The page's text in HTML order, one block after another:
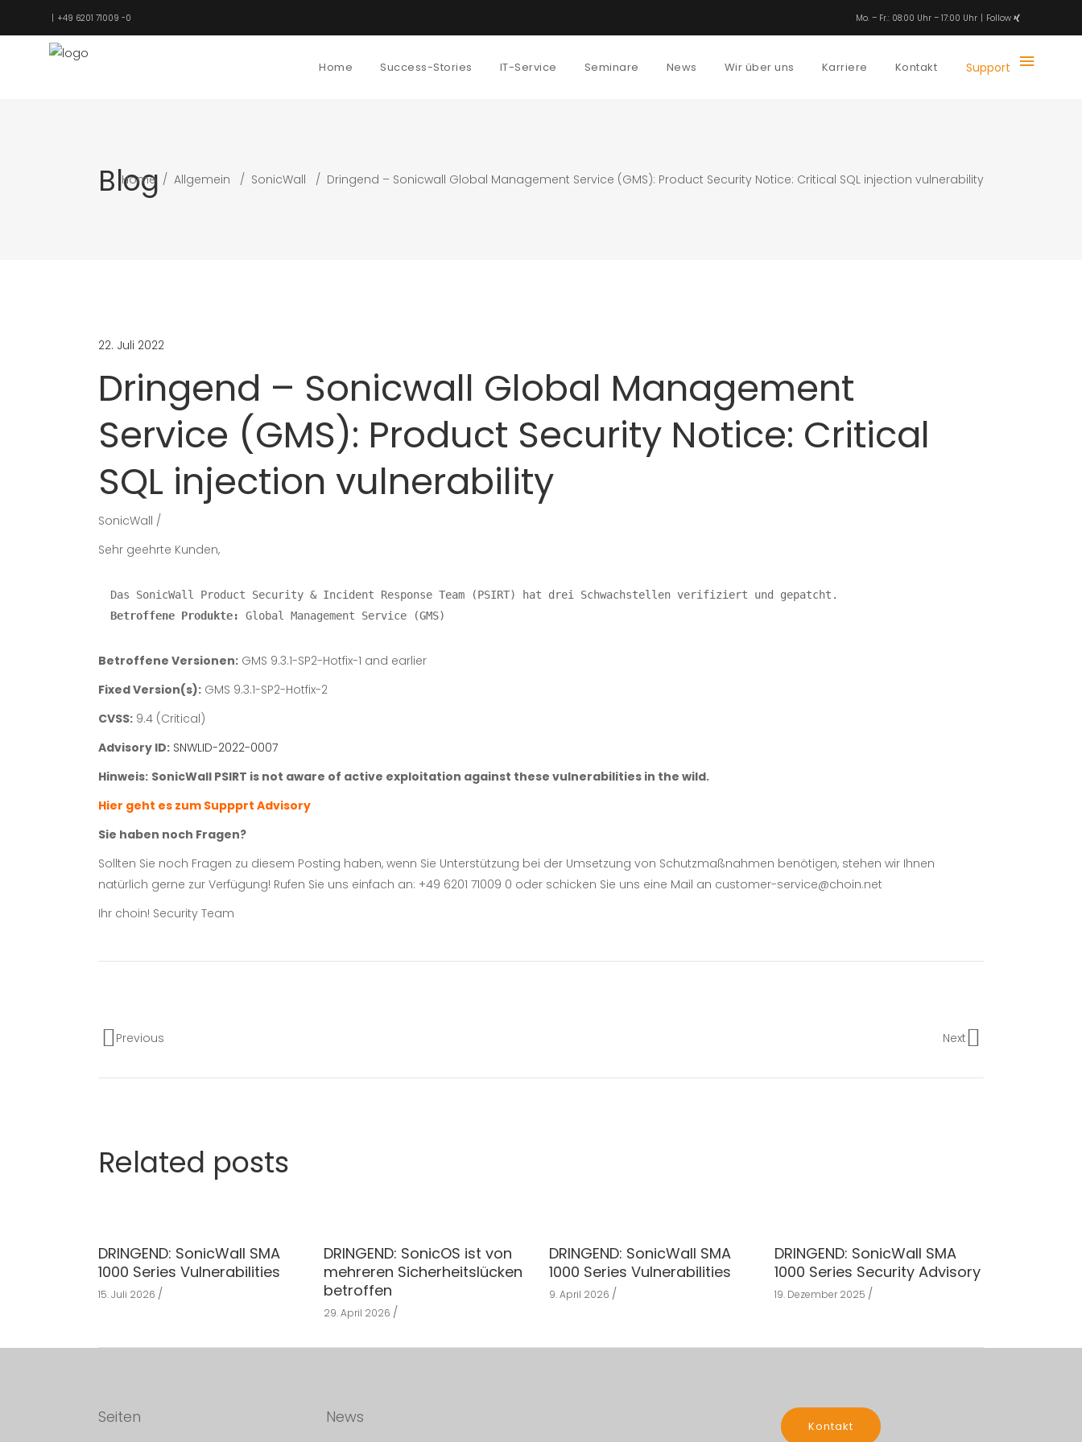
+49 6201 71009 -0 Mo. – Fr.: 08:00 Uhr – 17:00 Uhr Follow
Home Success-Stories IT-Service Seminare News Wir über uns Karriere Kontakt Support
Blog
Home/ Allgemein / SonicWall / Dringend – Sonicwall Global Management Service (GMS): Product Security Notice: Critical SQL injection vulnerability
22. Juli 2022
Dringend – Sonicwall Global Management
Service (GMS): Product Security Notice: Critical
SQL injection vulnerability
SonicWall
Sehr geehrte Kunden,
Betroffene Produkte:
Global Management Service (GMS)
Betroffene Versionen: GMS 9.3.1-SP2-Hotfix-1 and earlier
Fixed Version(s): GMS 9.3.1-SP2-Hotfix-2
CVSS: 9.4 (Critical)
Advisory ID: SNWLID-2022-0007
Hinweis: SonicWall PSIRT is not aware of active exploitation against these vulnerabilities in the wild.
Hier geht es zum Suppprt Advisory
Sie haben noch Fragen?
Sollten Sie noch Fragen zu diesem Posting haben, wenn Sie Unterstützung bei der Umsetzung von Schutzmaßnahmen benötigen, stehen wir Ihnen
natürlich gerne zur Verfügung! Rufen Sie uns einfach an: +49 6201 71009 0 oder schicken Sie uns eine Mail an customer-service@choin.net
Ihr choin! Security Team
Previous Next
Related posts
DRINGEND: SonicWall SMA
1000 Series Vulnerabilities
15. Juli 2026
DRINGEND: SonicOS ist von
mehreren Sicherheitslücken
betroffen
29. April 2026
DRINGEND: SonicWall SMA
1000 Series Vulnerabilities
9. April 2026
DRINGEND: SonicWall SMA
1000 Series Security Advisory
19. Dezember 2025
Seiten News Kontakt